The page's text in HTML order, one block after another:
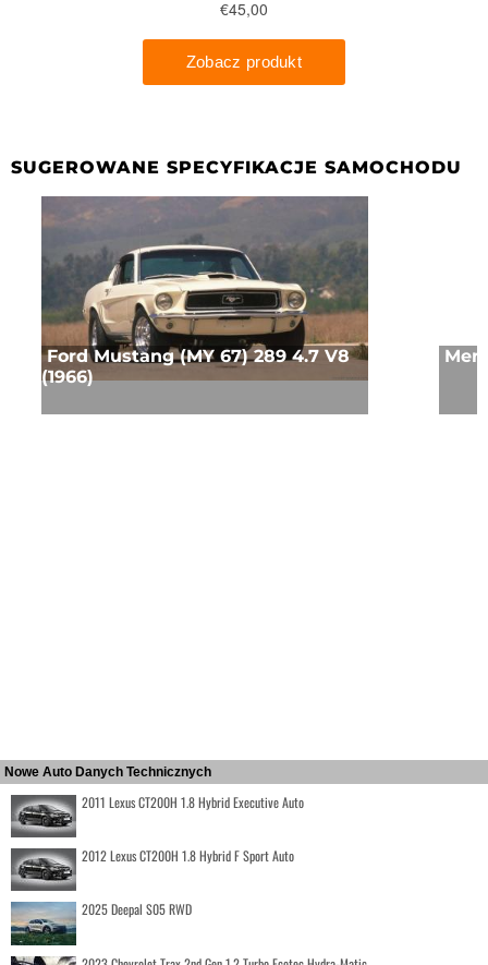
SUGEROWANE SPECYFIKACJE SAMOCHODU
Ford Mustang (MY 67) 289 4.7 V8
(1966)
Nowe Auto Danych Technicznych
2011 Lexus CT200H 1.8 Hybrid Executive Auto
2012 Lexus CT200H 1.8 Hybrid F Sport Auto
2025 Deepal S05 RWD